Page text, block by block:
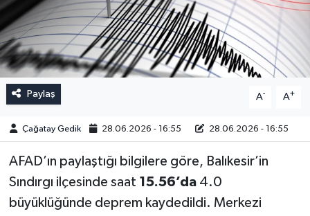
Paylaş A- A+
Çağatay Gedik 28.06.2026 - 16:55 28.06.2026 - 16:55
AFAD’ın paylaştığı bilgilere göre, Balıkesir’in
Sındırgı ilçesinde saat 15.56’da4.0
büyüklüğünde deprem kaydedildi. Merkezi